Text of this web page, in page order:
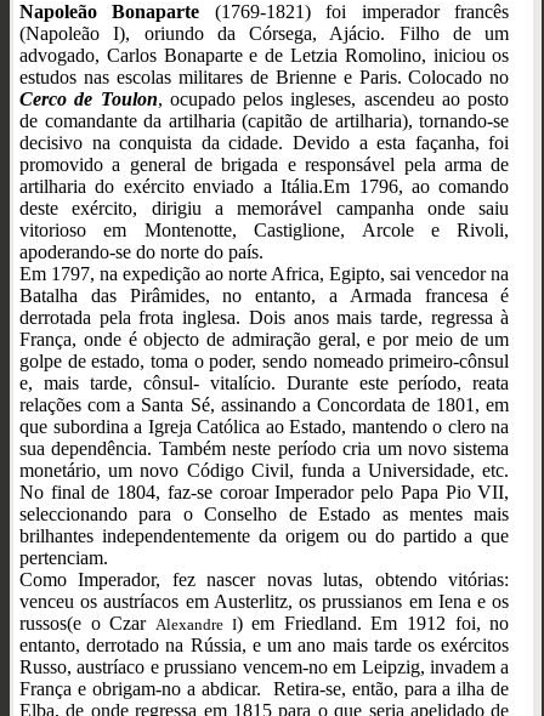
Napoleão Bonaparte (1769-1821) foi imperador francês
(Napoleão I), oriundo da Córsega, Ajácio. Filho de um
advogado, Carlos Bonaparte e de Letzia Romolino, iniciou os
estudos nas escolas militares de Brienne e Paris. Colocado no
Cerco de Toulon, ocupado pelos ingleses, ascendeu ao posto
de comandante da artilharia (capitão de artilharia), tornando-se
decisivo na conquista da cidade. Devido a esta façanha, foi
promovido a general de brigada e responsável pela arma de
artilharia do exército enviado a Itália.Em 1796, ao comando
deste exército, dirigiu a memorável campanha onde saiu
vitorioso em Montenotte, Castiglione, Arcole e Rivoli,
apoderando-se do norte do país.
Em 1797, na expedição ao norte Africa, Egipto, sai vencedor na
Batalha das Pirâmides, no entanto, a Armada francesa é
derrotada pela frota inglesa. Dois anos mais tarde, regressa à
França, onde é objecto de admiração geral, e por meio de um
golpe de estado, toma o poder, sendo nomeado primeiro-cônsul
e, mais tarde, cônsul- vitalício. Durante este período, reata
relações com a Santa Sé, assinando a Concordata de 1801, em
que subordina a Igreja Católica ao Estado, mantendo o clero na
sua dependência. Também neste período cria um novo sistema
monetário, um novo Código Civil, funda a Universidade, etc.
No final de 1804, faz-se coroar Imperador pelo Papa Pio VII,
seleccionando para o Conselho de Estado as mentes mais
brilhantes independentemente da origem ou do partido a que
pertenciam.
Como Imperador, fez nascer novas lutas, obtendo vitórias:
venceu os austríacos em Austerlitz, os prussianos em Iena e os
russos(e o Czar Alexandre I) em Friedland. Em 1912 foi, no
entanto, derrotado na Rússia, e um ano mais tarde os exércitos
Russo, austríaco e prussiano vencem-no em Leipzig, invadem a
França e obrigam-no a abdicar. Retira-se, então, para a ilha de
Elba, de onde regressa em 1815 para o que seria apelidado de